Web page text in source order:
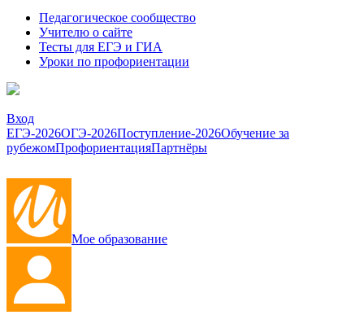
Педагогическое сообщество
Учителю о сайте
Тесты для ЕГЭ и ГИА
Уроки по профориентации
Вход
ЕГЭ-2026ОГЭ-2026Поступление-2026Обучение за
рубежомПрофориентацияПартнёры
Мое образование